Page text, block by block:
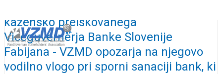
kazensko preiskovanega
Viceguvernerja Banke Slovenije
Fabijana - VZMD opozarja na njegovo
vodilno vlogo pri sporni sanaciji bank, ki